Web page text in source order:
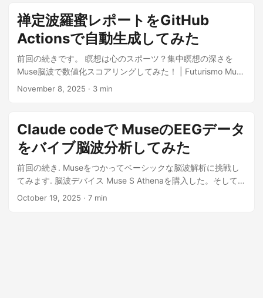
禅定波羅蜜レポートをGitHub
Actionsで自動生成してみた
前回の続きです。 瞑想は心のスポーツ？集中瞑想の深さを
Muse脳波で数値化スコアリングしてみた！ | Futurismo Muse
S Athena1の脳波データ分析を、Gi...
November 8, 2025 · 3 min
Claude codeで MuseのEEGデータ
をバイブ脳波分析してみた
前回の続き. Museをつかってベーシックな脳波解析に挑戦し
てみます. 脳波デバイス Muse S Athenaを購入した。そして今
から、ヂを動かす。 | Futurismo Claude...
October 19, 2025 · 7 min